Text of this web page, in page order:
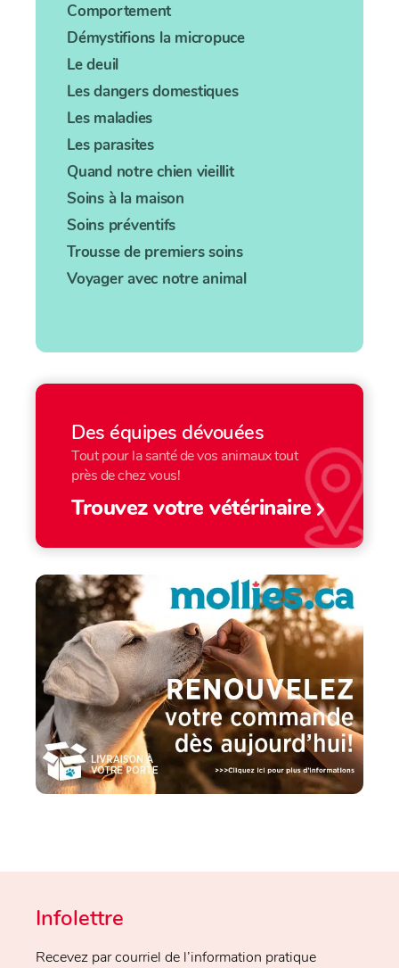
Comportement
Démystifions la micropuce
Le deuil
Les dangers domestiques
Les maladies
Les parasites
Quand notre chien vieillit
Soins à la maison
Soins préventifs
Trousse de premiers soins
Voyager avec notre animal
Des équipes dévouées
Tout pour la santé de vos animaux tout
près de chez vous!
Trouvez votre vétérinaire
Infolettre
Recevez par courriel de l’information pratique